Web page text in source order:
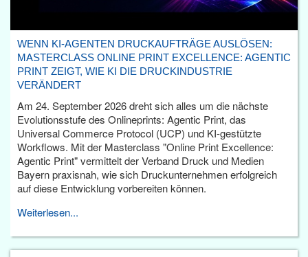
WENN KI-AGENTEN DRUCKAUFTRÄGE AUSLÖSEN:
MASTERCLASS ONLINE PRINT EXCELLENCE: AGENTIC
PRINT ZEIGT, WIE KI DIE DRUCKINDUSTRIE
VERÄNDERT
Am 24. September 2026 dreht sich alles um die nächste
Evolutionsstufe des Onlineprints: Agentic Print, das
Universal Commerce Protocol (UCP) und KI-gestützte
Workflows. Mit der Masterclass "Online Print Excellence:
Agentic Print" vermittelt der Verband Druck und Medien
Bayern praxisnah, wie sich Druckunternehmen erfolgreich
auf diese Entwicklung vorbereiten können.
Weiterlesen...